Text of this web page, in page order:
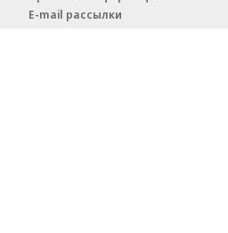
E-mail рассылки